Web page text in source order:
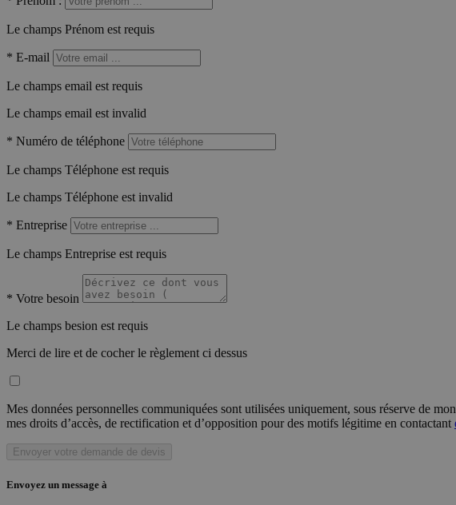
Le champs Prénom est requis
* E-mail
Le champs email est requis
Le champs email est invalid
* Numéro de téléphone
Le champs Téléphone est requis
Le champs Téléphone est invalid
* Entreprise
Le champs Entreprise est requis
* Votre besoin
Le champs besion est requis
Merci de lire et de cocher le règlement ci dessus
Mes données personnelles communiquées sont utilisées uniquement, sous réserve de
mes droits d’accès, de rectification et d’opposition pour des motifs légitime en contactant
Envoyer votre demande de devis
Envoyez un message à